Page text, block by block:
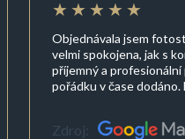
Objednávala jsem
velmi spokojena, jak s
příjemný a
pořádku v čase dodáno.
Zdroj: